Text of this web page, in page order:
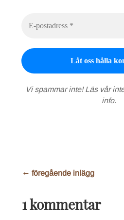
Vi spammar inte! Läs vår
info.
← föregående inlägg
1 kommentar